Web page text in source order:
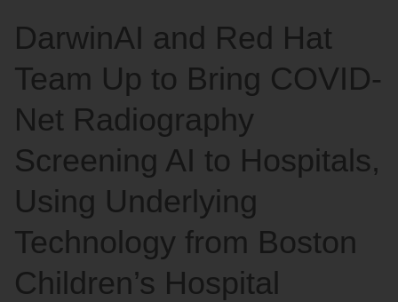
DarwinAI and Red Hat
Team Up to Bring COVID-
Net Radiography
Screening AI to Hospitals,
Using Underlying
Technology from Boston
Children’s Hospital